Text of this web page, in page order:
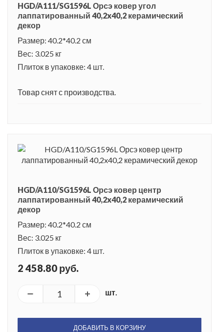
HGD/A111/SG1596L Орсэ ковер угол
лаппатированный 40,2x40,2 керамический
декор
Размер: 40.2*40.2 см
Вес: 3.025 кг
Плиток в упаковке: 4 шт.
Товар снят с производства.
HGD/A110/SG1596L Орсэ ковер центр
лаппатированный 40,2x40,2 керамический
декор
Размер: 40.2*40.2 см
Вес: 3.025 кг
Плиток в упаковке: 4 шт.
2 458.80 руб.
шт.
ДОБАВИТЬ В КОРЗИНУ